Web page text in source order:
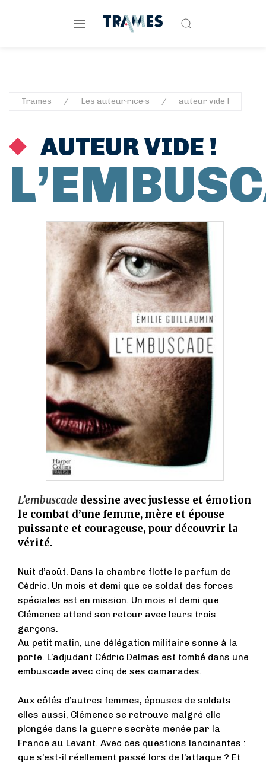
Trames Les auteur·rice·s auteur vide !
AUTEUR VIDE !
L’embuscade dessine avec justesse et émotion
le combat d’une femme, mère et épouse
puissante et courageuse, pour découvrir la
vérité.
Nuit d’août. Dans la chambre flotte le parfum de
Cédric. Un mois et demi que ce soldat des forces
spéciales est en mission. Un mois et demi que
Clémence attend son retour avec leurs trois
garçons.
Au petit matin, une délégation militaire sonne à la
porte. L’adjudant Cédric Delmas est tombé dans une
embuscade avec cinq de ses camarades.
Aux côtés d’autres femmes, épouses de soldats
elles aussi, Clémence se retrouve malgré elle
plongée dans la guerre secrète menée par la
France au Levant. Avec ces questions lancinantes :
que s’est-il réellement passé lors de l’attaque ? Et